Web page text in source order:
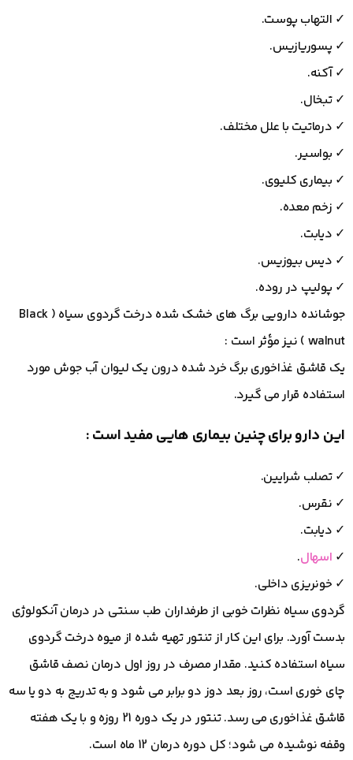
✓ التهاب پوست.
✓ پسوریازیس.
✓ آکنه.
✓ تبخال.
✓ درماتیت با علل مختلف.
✓ بواسیر.
✓ بیماری کلیوی.
✓ زخم معده.
✓ دیابت.
✓ دیس بیوزیس.
✓ پولیپ در روده.
جوشانده دارویی برگ های خشک شده درخت گردوی سیاه ( Black
walnut ) نیز مؤثر است :
یک قاشق غذاخوری برگ خرد شده درون یک لیوان آب جوش مورد
استفاده قرار می گیرد.
این دارو برای چنین بیماری هایی مفید است :
✓ تصلب شرایین.
✓ نقرس.
✓ دیابت.
✓ اسهال.
✓ خونریزی داخلی.
گردوی سیاه نظرات خوبی از طرفداران طب سنتی در درمان آنکولوژی
بدست آورد. برای این کار از تنتور تهیه شده از میوه درخت گردوی
سیاه استفاده کنید. مقدار مصرف در روز اول درمان نصف قاشق
چای خوری است، روز بعد دوز دو برابر می شود و به تدریج به دو یا سه
قاشق غذاخوری می رسد. تنتور در یک دوره 21 روزه و با یک هفته
وقفه نوشیده می شود؛ کل دوره درمان 12 ماه است.